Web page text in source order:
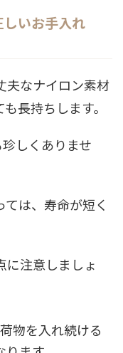
いお手入れ
夫なナイロン素材
長持ちします。
しくありませ
は、寿命が短く
に注意しましょ
物を入れ続ける